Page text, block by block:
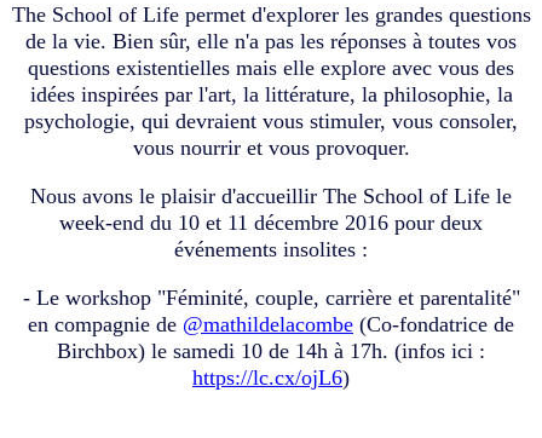
The School of Life permet d'explorer les grandes questions
de la vie. Bien sûr, elle n'a pas les réponses à toutes vos
questions existentielles mais elle explore avec vous des
idées inspirées par l'art, la littérature, la philosophie, la
psychologie, qui devraient vous stimuler, vous consoler,
vous nourrir et vous provoquer.
Nous avons le plaisir d'accueillir The School of Life le
week-end du 10 et 11 décembre 2016 pour deux
événements insolites :
- Le workshop "Féminité, couple, carrière et parentalité"
en compagnie de @mathildelacombe (Co-fondatrice de
Birchbox) le samedi 10 de 14h à 17h. (infos ici :
https://lc.cx/ojL6)